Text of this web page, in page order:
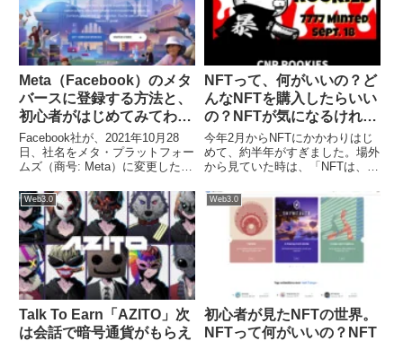
Meta（Facebook）のメタ
バースに登録する方法と、
初心者がはじめてみてわか
ったこと
Facebook社が、2021年10月28
日、社名をメタ・プラットフォー
ムズ（商号: Meta）に変更したこ
った「メタバース」。その世界を
全く知らなかった初心者がメタバ
ースを探求しています。フェイス
ブックのメタ...
NFTって、何がいいの？ど
んなNFTを購入したらいい
の？NFTが気になるけれ
ど、よくわからない人にお
すすめの解説
今年2月からNFTにかかわりはじ
めて、約半年がすぎました。場外
から見ていた時は、「NFTは、わ
される」という印象。仮想通貨と
深い関わりもあるし、なんだか怪
しい‥。と思っていました。で
も、飛び込んでみたら、めっち...
Web3.0
Talk To Earn「AZITO」次
は会話で暗号通貨がもらえ
Web3.0
初心者が見たNFTの世界。
NFTって何がいいの？NFT